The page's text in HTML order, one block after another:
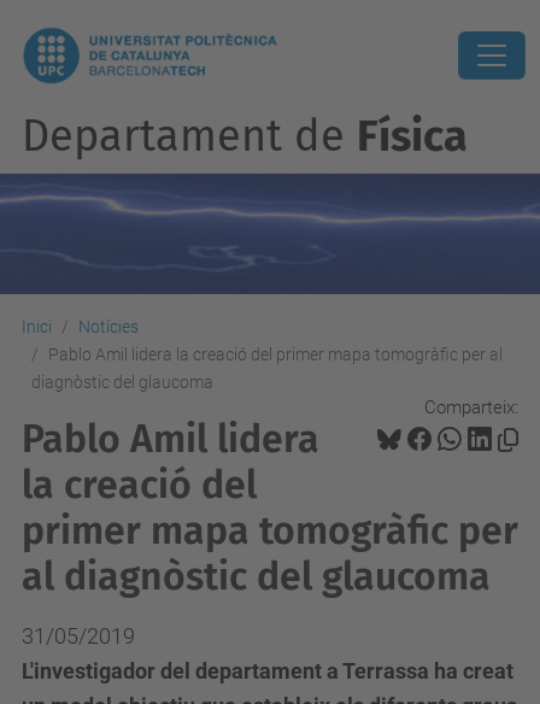
Departament de Física
Inici
Notícies
Pablo Amil lidera la creació del primer mapa tomogràfic per al
diagnòstic del glaucoma
Comparteix:
Pablo Amil lidera
la creació del
primer mapa tomogràfic per
al diagnòstic del glaucoma
31/05/2019
L'investigador del departament a Terrassa ha creat